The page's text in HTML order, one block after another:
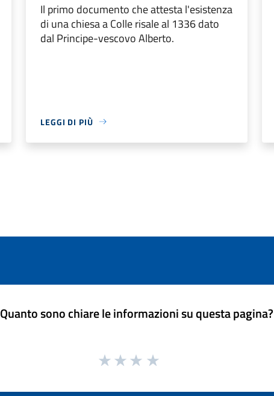
Il primo documento che attesta l'esistenza
di una chiesa a Colle risale al 1336 dato
dal Principe-vescovo Alberto.
LEGGI DI PIÙ
Quanto sono chiare le informazioni su questa pagina?